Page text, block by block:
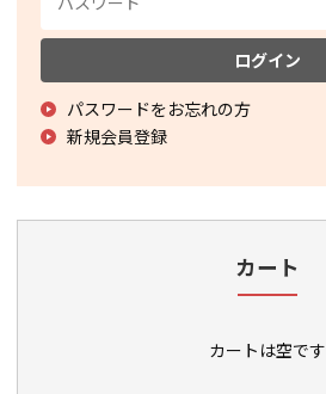
ログイン
パスワードをお忘れの方
新規会員登録
カート
カートは空です